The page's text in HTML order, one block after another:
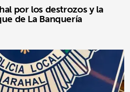
por los destrozos y la
de La Banquería